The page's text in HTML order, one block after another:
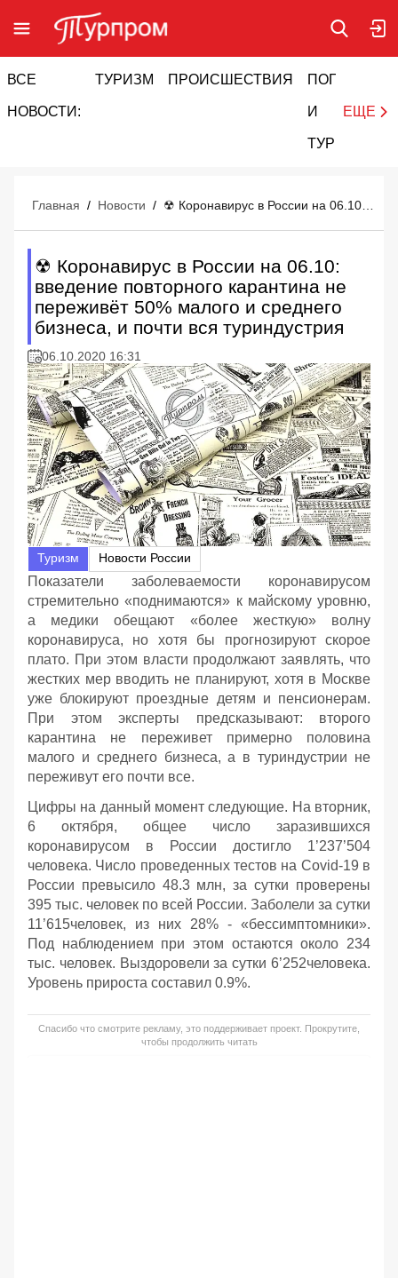
ВСЕ
НОВОСТИ:
ТУРИЗМ ПРОИСШЕСТВИЯ ПОГОДА
И
ТУРИЗМ
ЕЩЕ
Главная / Новости /
☢ Коронавирус в России на 06.10:
введение повторного карантина не
переживёт 50% малого и среднего
бизнеса, и почти вся туриндустрия
06.10.2020 16:31
Туризм Новости России
Показатели заболеваемости коронавирусом
стремительно «поднимаются» к майскому уровню,
а медики обещают «более жесткую» волну
коронавируса, но хотя бы прогнозируют скорое
плато. При этом власти продолжают заявлять, что
жестких мер вводить не планируют, хотя в Москве
уже блокируют проездные детям и пенсионерам.
При этом эксперты предсказывают: второго
карантина не переживет примерно половина
малого и среднего бизнеса, а в туриндустрии не
переживут его почти все.
Цифры на данный момент следующие. На вторник,
6 октября, общее число заразившихся
коронавирусом в России достигло 1’237’504
человека. Число проведенных тестов на Covid-19 в
России превысило 48.3 млн, за сутки проверены
395 тыс. человек по всей России. Заболели за сутки
11’615человек, из них 28% - «бессимптомники».
Под наблюдением при этом остаются около 234
тыс. человек. Выздоровели за сутки 6’252человека.
Уровень прироста составил 0.9%.
Спасибо что смотрите рекламу, это поддерживает проект. Прокрутите,
чтобы продолжить читать